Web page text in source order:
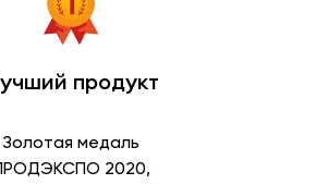
продукт
Золотая медаль
2020,